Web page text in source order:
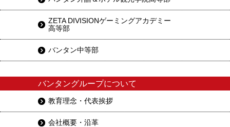
ZETA DIVISIONゲーミングアカデミー
高等部
バンタン中等部
バンタングループについて
教育理念・代表挨拶
会社概要・沿革